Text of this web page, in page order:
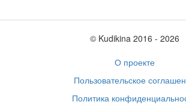
© Kudikina 2016 ‐ 2026
О проекте
Пользовательское
Политика